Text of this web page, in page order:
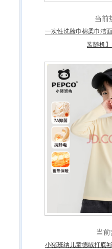
当前
一次性洗脸巾棉柔巾洁
装随机
当前
小猪班纳儿童德绒打底